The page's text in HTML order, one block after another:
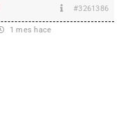
#3261386
1 mes hace